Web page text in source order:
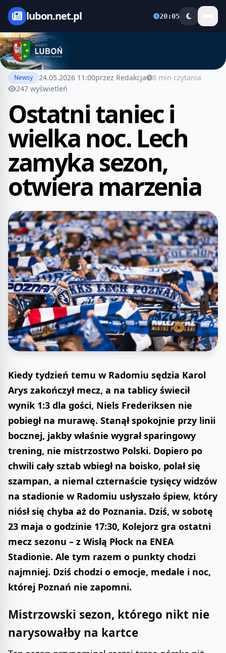
lubon.net.pl 20:05
Newsy 24.05.2026 11:00przez Redakcja
8 min czytania
247 wyświetleń
Ostatni taniec i
wielka noc. Lech
zamyka sezon,
otwiera marzenia
Kiedy tydzień temu w Radomiu sędzia Karol
Arys zakończył mecz, a na tablicy świecił
wynik 1:3 dla gości, Niels Frederiksen nie
pobiegł na murawę. Stanął spokojnie przy linii
bocznej, jakby właśnie wygrał sparingowy
trening, nie mistrzostwo Polski. Dopiero po
chwili cały sztab wbiegł na boisko, polał się
szampan, a niemal czternaście tysięcy widzów
na stadionie w Radomiu usłyszało śpiew, który
niósł się chyba aż do Poznania. Dziś, w sobotę
23 maja o godzinie 17:30, Kolejorz gra ostatni
mecz sezonu – z Wisłą Płock na ENEA
Stadionie. Ale tym razem o punkty chodzi
najmniej. Dziś chodzi o emocje, medale i noc,
której Poznań nie zapomni.
Mistrzowski sezon, którego nikt nie
narysowałby na kartce